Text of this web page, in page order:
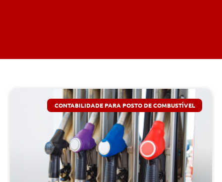
CONTABILIDADE PARA POSTO DE COMBUSTÍVEL